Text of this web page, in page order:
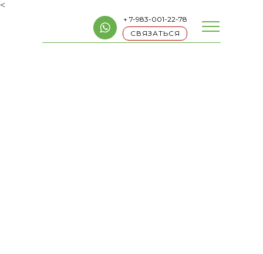
<
+ 7-983-001-22-78
СВЯЗАТЬСЯ